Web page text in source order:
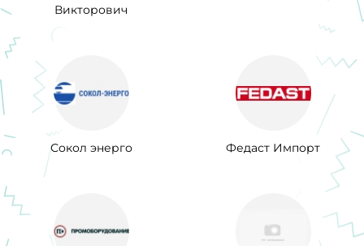
Викторович
Сокол энерго Федаст Импорт